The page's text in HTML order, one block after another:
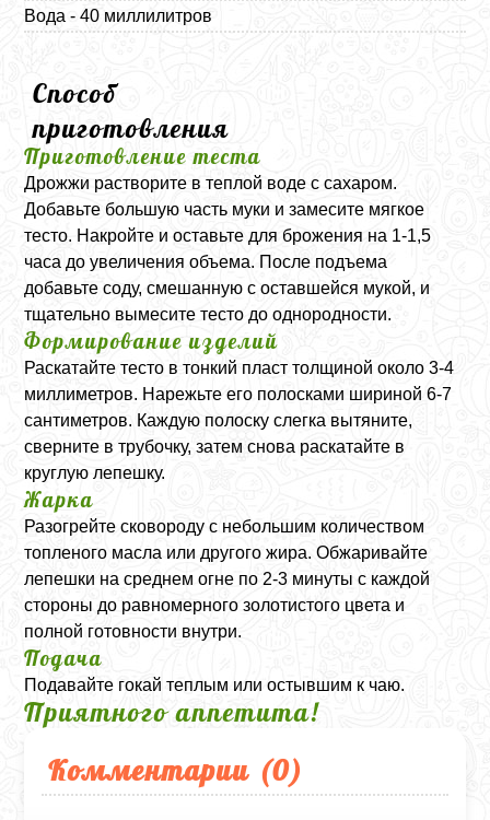
Вода - 40 миллилитров
Способ
приготовления
Приготовление теста
Дрожжи растворите в теплой воде с сахаром.
Добавьте большую часть муки и замесите мягкое
тесто. Накройте и оставьте для брожения на 1-1,5
часа до увеличения объема. После подъема
добавьте соду, смешанную с оставшейся мукой, и
тщательно вымесите тесто до однородности.
Формирование изделий
Раскатайте тесто в тонкий пласт толщиной около 3-4
миллиметров. Нарежьте его полосками шириной 6-7
сантиметров. Каждую полоску слегка вытяните,
сверните в трубочку, затем снова раскатайте в
круглую лепешку.
Жарка
Разогрейте сковороду с небольшим количеством
топленого масла или другого жира. Обжаривайте
лепешки на среднем огне по 2-3 минуты с каждой
стороны до равномерного золотистого цвета и
полной готовности внутри.
Подача
Подавайте гокай теплым или остывшим к чаю.
Приятного аппетита!
Комментарии (0)